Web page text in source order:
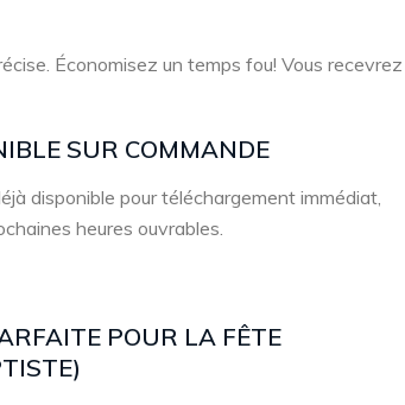
Économisez un temps fou! Vous recevrez
SUR COMMANDE
disponible pour téléchargement immédiat,
heures ouvrables.
POUR LA FÊTE